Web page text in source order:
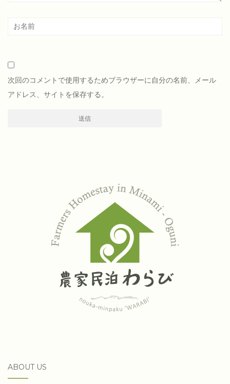
次回のコメントで使用するためブラウザーに自分の名前、メール
アドレス、サイトを保存する。
ABOUT US